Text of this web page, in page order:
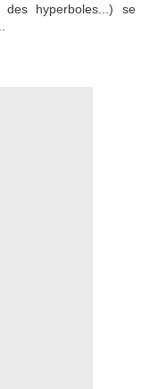
hyperboles...) se